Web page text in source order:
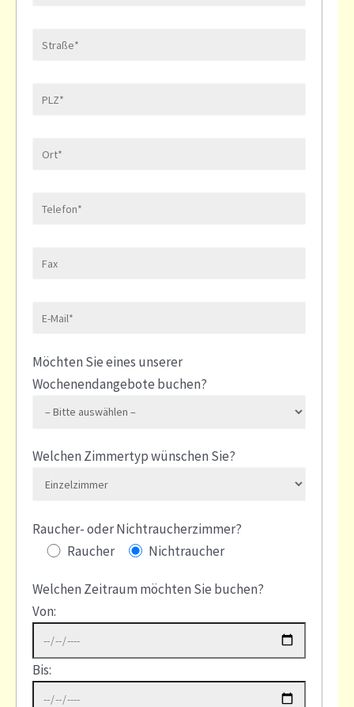
Möchten Sie eines unserer
Wochenendangebote buchen?
Welchen Zimmertyp wünschen Sie?
Raucher- oder Nichtraucherzimmer?
Raucher
Nichtraucher
Welchen Zeitraum möchten Sie buchen?
Von:
Bis: